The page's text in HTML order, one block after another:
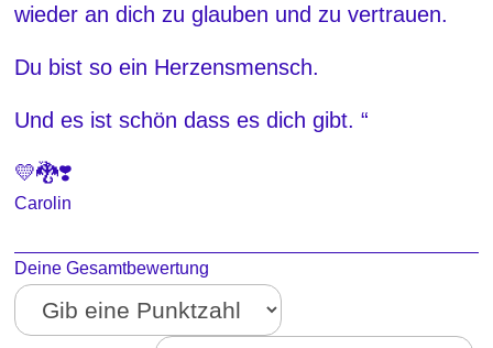
wieder an dich zu glauben und zu vertrauen.
Du bist so ein Herzensmensch.
Und es ist schön dass es dich gibt. “
💛🐉❣️
Carolin
Deine Gesamtbewertung